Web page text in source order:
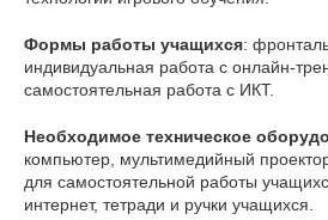
Формы работы учащихся:
индивидуальная работа с онлайн-
самостоятельная работа с ИКТ.
Необходимое техническое
компьютер, мультимедийный
для самостоятельной работы
интернет, тетради и ручки учащихся.